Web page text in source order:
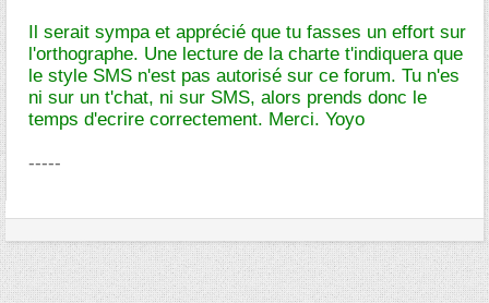
Il serait sympa et apprécié que tu fasses un effort sur
l'orthographe. Une lecture de la charte t'indiquera que
le style SMS n'est pas autorisé sur ce forum. Tu n'es
ni sur un t'chat, ni sur SMS, alors prends donc le
temps d'ecrire correctement. Merci. Yoyo
-----